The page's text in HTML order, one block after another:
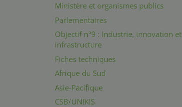
Ministère et organismes publics
Parlementaires
Objectif n°9 : Industrie, innovation et
infrastructure
Fiches techniques
Afrique du Sud
Asie-Pacifique
CSB/UNIKIS